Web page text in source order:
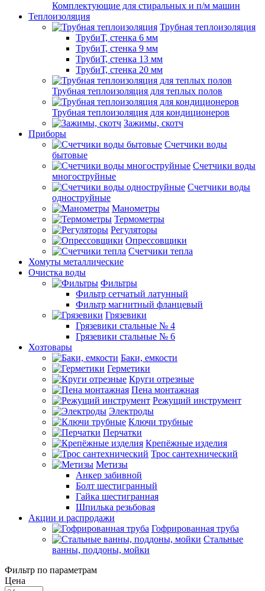
Комплектующие для стиральных и п/м машин
Теплоизоляция
Трубная теплоизоляция
ТрубиТ, стенка 6 мм
ТрубиТ, стенка 9 мм
ТрубиТ, стенка 13 мм
ТрубиТ, стенка 20 мм
Трубная теплоизоляция для теплых полов
Трубная теплоизоляция для кондиционеров
Зажимы, скотч
Приборы
Счетчики воды
бытовые
Счетчики воды
многоструйные
Счетчики воды
одноструйные
Манометры
Термометры
Регуляторы
Опрессовщики
Счетчики тепла
Хомуты металлические
Очистка воды
Фильтры
Фильтр сетчатый латунный
Фильтр магнитный фланцевый
Грязевики
Грязевики стальные № 4
Грязевики стальные № 6
Хозтовары
Баки, емкости
Герметики
Круги отрезные
Пена монтажная
Режущий инструмент
Электроды
Ключи трубные
Перчатки
Крепёжные изделия
Трос сантехнический
Метизы
Анкер забивной
Болт шестигранный
Гайка шестигранная
Шпилька резьбовая
Акции и распродажи
Гофрированная труба
Стальные
ванны, поддоны, мойки
Фильтр по параметрам
Цена